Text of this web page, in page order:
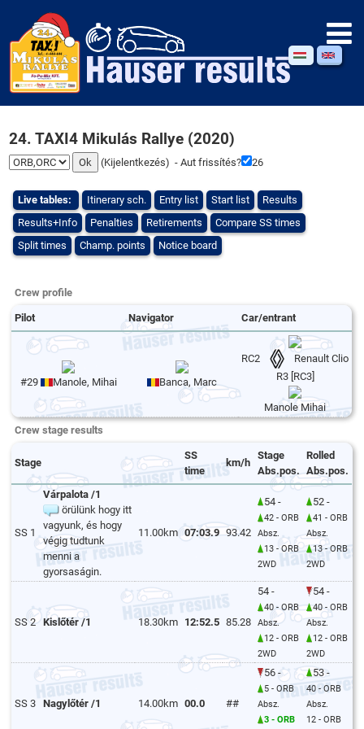
24. TAXI4 Mikulás Rallye (2020)
(Kijelentkezés) - Aut frissítés? 26
Live tables: Itinerary sch. Entry list Start list
Results
Results+Info
Penalties Retirements
Compare SS times
Split times
Champ. points Notice board
Crew profile
Pilot Navigator Car/entrant
#29 Manole, Mihai Banca, Marc
RC2
Renault Clio
R3 [RC3]
Manole Mihai
Crew stage results
Stage
SS
time
km/h
Stage
Abs.pos.
Rolled
Abs.pos.
SS 1
Várpalota /1
örülünk hogy itt
vagyunk, és hogy
végig tudtunk
menni a
gyorsaságin.
11.00km 07:03.9 93.42
54 -
42 - ORB
Absz.
13 - ORB
2WD
52 -
41 - ORB
Absz.
13 - ORB
2WD
SS 2 Kislőtér /1 18.30km 12:52.5 85.28
54 -
40 - ORB
Absz.
12 - ORB
2WD
54 -
40 - ORB
Absz.
12 - ORB
2WD
SS 3 Nagylőtér /1 14.00km 00.0 ##
56 -
5 - ORB
Absz.
3 - ORB
53 -
40 - ORB
Absz.
12 - ORB